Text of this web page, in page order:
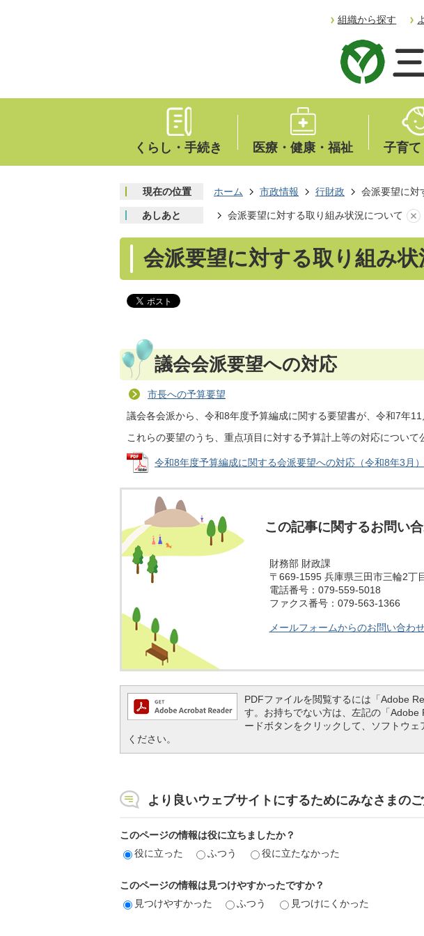
組織から探す
くらし・手続き 医療・健康・福祉 子育
現在の位置 ホーム 市政情報 行財政 会派要望に対
あしあと 会派要望に対する取り組み状況について
会派要望に対する取り組み
議会会派要望への対応
市長への予算要望
議会各会派から、令和8年度予算編成に関する要望書が、令和7年11
これらの要望のうち、重点項目に対する予算計上等の対応について
令和8年度予算編成に関する会派要望への対応（令和8年3月
この記事に関するお問い
財務部 財政課
〒669-1595 兵庫県三田市三輪2丁
電話番号：079-559-5018
ファクス番号：079-563-1366
メールフォームからのお問い合わ
PDFファイルを閲覧するには「Adobe
す。お持ちでない方は、左記の「
ードボタンをクリックして、ソフトウ
ください。
より良いウェブサイトにするためにみなさまの
このページの情報は役に立ちましたか？
役に立った
ふつう 役に立たなかった
このページの情報は見つけやすかったですか？
見つけやすかった
ふつう 見つけにくかった